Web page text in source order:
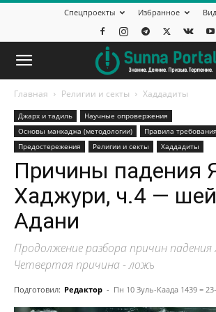
Спецпроекты Избранное
Главная Религии и секты Хаддадиты
Джарх и тадиль
Научные опровержения
Основы манхаджа (методологии)
Правила
Предостережения
Религии и секты Хаддадиты
Причины падения
Хаджури, ч.4 —
Адани
Продолжение разбора причин падения
Четвертая причина - ложь
Подготовил: Редактор - Пн 10 Зуль-Каада 1439 =